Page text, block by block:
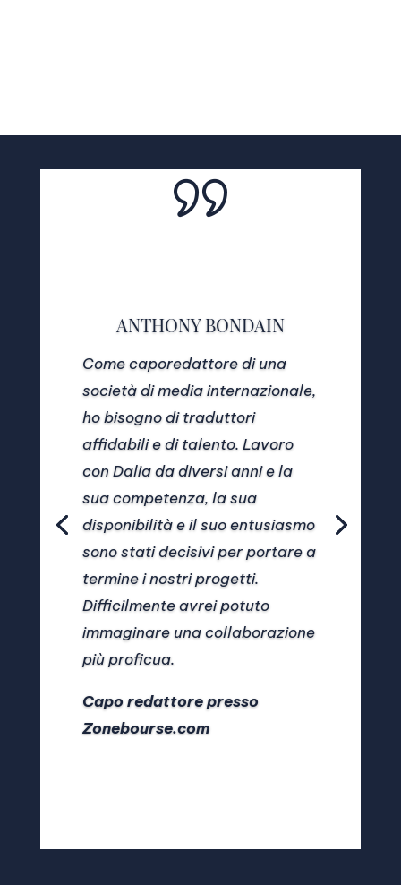
ANTHONY BONDAIN
Come caporedattore di una
società di media internazionale,
ho bisogno di traduttori
affidabili e di talento. Lavoro
con Dalia da diversi anni e la
sua competenza, la sua
disponibilità e il suo entusiasmo
sono stati decisivi per portare a
termine i nostri progetti.
Difficilmente avrei potuto
immaginare una collaborazione
più proficua.
Capo redattore presso
Zonebourse.com